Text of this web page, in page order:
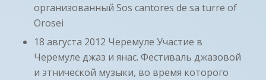
организованный Sos cantores de sa turre of
Orosei
18 августа 2012 Черемуле Участие в
Черемуле джаз и янас. Фестиваль джазовой
и этнической музыки, во время которого